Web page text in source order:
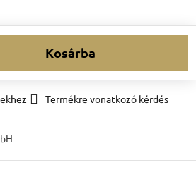
Kosárba
Termékre vonatkozó kérdés